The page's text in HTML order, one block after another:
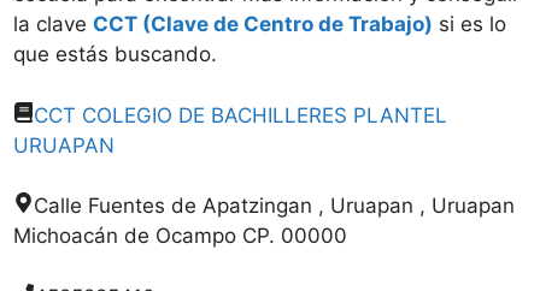
la clave CCT (Clave de Centro de Trabajo) si es lo
que estás buscando.
CCT COLEGIO DE BACHILLERES PLANTEL
URUAPAN
Calle Fuentes de Apatzingan , Uruapan , Uruapan
Michoacán de Ocampo CP. 00000